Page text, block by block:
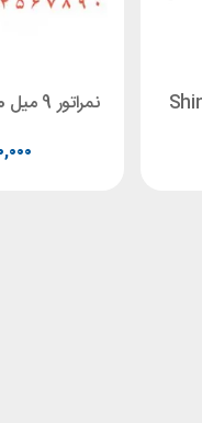
نمراتور 9 میل 10 رقم Shiny N -110